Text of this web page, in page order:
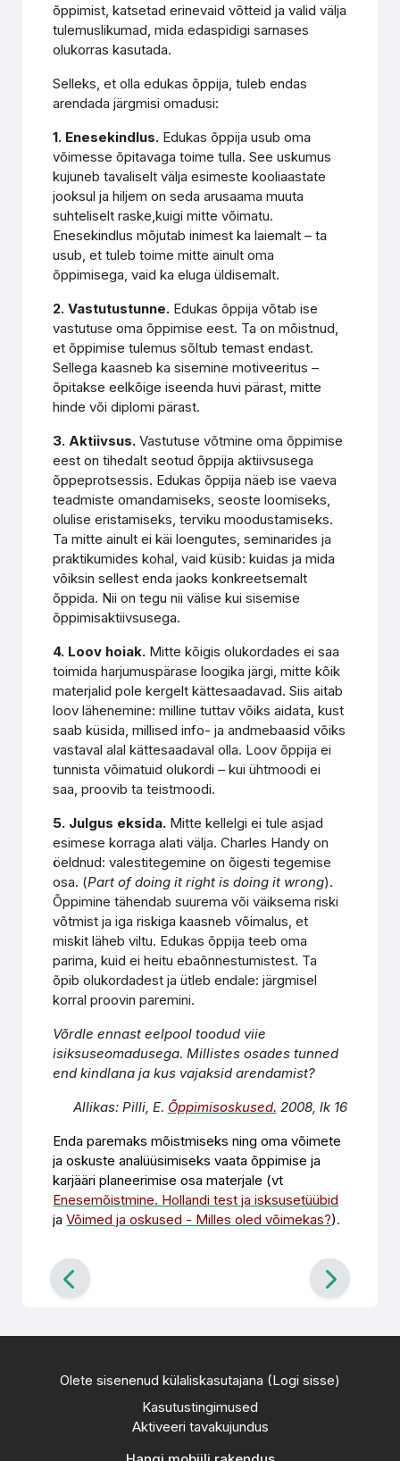
õppimist, katsetad erinevaid võtteid ja valid välja
tulemuslikumad, mida edaspidigi sarnases
olukorras kasutada.
Selleks, et olla edukas õppija, tuleb endas
arendada järgmisi omadusi:
1. Enesekindlus. Edukas õppija usub oma
võimesse õpitavaga toime tulla. See uskumus
kujuneb tavaliselt välja esimeste kooliaastate
jooksul ja hiljem on seda arusaama muuta
suhteliselt raske,kuigi mitte võimatu.
Enesekindlus mõjutab inimest ka laiemalt – ta
usub, et tuleb toime mitte ainult oma
õppimisega, vaid ka eluga üldisemalt.
2. Vastutustunne. Edukas õppija võtab ise
vastutuse oma õppimise eest. Ta on mõistnud,
et õppimise tulemus sõltub temast endast.
Sellega kaasneb ka sisemine motiveeritus –
õpitakse eelkõige iseenda huvi pärast, mitte
hinde või diplomi pärast.
3. Aktiivsus.Vastutuse võtmine oma õppimise
eest on tihedalt seotud õppija aktiivsusega
õppeprotsessis. Edukas õppija näeb ise vaeva
teadmiste omandamiseks, seoste loomiseks,
olulise eristamiseks, terviku moodustamiseks.
Ta mitte ainult ei käi loengutes, seminarides ja
praktikumides kohal, vaid küsib: kuidas ja mida
võiksin sellest enda jaoks konkreetsemalt
õppida. Nii on tegu nii välise kui sisemise
õppimisaktiivsusega.
4. Loov hoiak. Mitte kõigis olukordades ei saa
toimida harjumuspärase loogika järgi, mitte kõik
materjalid pole kergelt kättesaadavad. Siis aitab
loov lähenemine: milline tuttav võiks aidata, kust
saab küsida, millised info- ja andmebaasid võiks
vastaval alal kättesaadaval olla. Loov õppija ei
tunnista võimatuid olukordi – kui ühtmoodi ei
saa, proovib ta teistmoodi.
5. Julgus eksida. Mitte kellelgi ei tule asjad
esimese korraga alati välja. Charles Handy on
öeldnud: valestitegemine on õigesti tegemise
osa. (Part of doing it right is doing it wrong).
Õppimine tähendab suurema või väiksema riski
võtmist ja iga riskiga kaasneb võimalus, et
miskit läheb viltu. Edukas õppija teeb oma
parima, kuid ei heitu ebaõnnestumistest. Ta
õpib olukordadest ja ütleb endale: järgmisel
korral proovin paremini.
Võrdle ennast eelpool toodud viie
isiksuseomadusega. Millistes osades tunned
end kindlana ja kus vajaksid arendamist?
Allikas: Pilli, E. Õppimisoskused. 2008, lk 16
Enda paremaks mõistmiseks ning oma võimete
ja oskuste analüüsimiseks vaata õppimise ja
karjääri planeerimise osa materjale (vt
Enesemõistmine. Hollandi test ja isksusetüübid
jaVõimed ja oskused - Milles oled võimekas?).
Olete sisenenud külaliskasutajana (Logi sisse)
Kasutustingimused
Aktiveeri tavakujundus